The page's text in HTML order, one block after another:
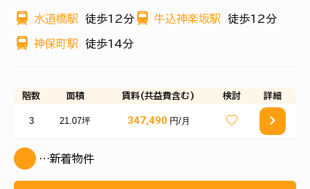
水道橋駅 徒歩12分 牛込神楽坂駅 徒歩12分
神保町駅 徒歩14分
階数 面積 賃料(共益費含む) 検討 詳細
3 21.07坪 347,490 円/月
…新着物件